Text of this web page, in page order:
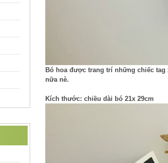
Bó hoa được trang trí những chiếc
nữa nè.
Kích thước: chiều dài bó 21x 29cm